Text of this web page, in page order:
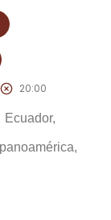
20:00
Ecuador